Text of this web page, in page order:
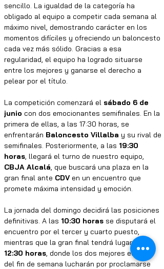
sencillo. La igualdad de la categoría ha
obligado al equipo a competir cada semana al
máximo nivel, demostrando carácter en los
momentos difíciles y ofreciendo un baloncesto
cada vez más sólido. Gracias a esa
regularidad, el equipo ha logrado situarse
entre los mejores y ganarse el derecho a
pelear por el título.
La competición comenzará el sábado 6 de
junio con dos emocionantes semifinales. En la
primera de ellas, a las 17:30 horas, se
enfrentarán Baloncesto Villalba y su rival de
semifinales. Posteriormente, a las 19:30
horas, llegará el turno de nuestro equipo,
CBJA Alcalá, que buscará una plaza en la
gran final ante CDV en un encuentro que
promete máxima intensidad y emoción.
La jornada del domingo decidirá las posiciones
definitivas. A las 10:30 horas se disputará el
encuentro por el tercer y cuarto puesto,
mientras que la gran final tendrá lugar a las
12:30 horas, donde los dos mejores equipos
del fin de semana lucharán por proclamarse